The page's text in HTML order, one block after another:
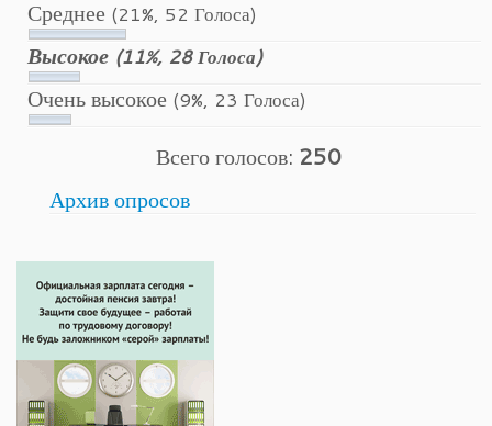
Среднее (21%, 52 Голоса)
Высокое (11%, 28 Голоса)
Очень высокое (9%, 23 Голоса)
Всего голосов: 250
Архив опросов